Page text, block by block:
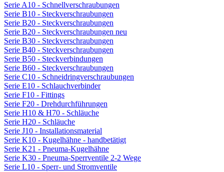
Serie A10 - Schnellverschraubungen
Serie B10 - Steckverschraubungen
Serie B20 - Steckverschraubungen
Serie B20 - Steckverschraubungen neu
Serie B30 - Steckverschraubungen
Serie B40 - Steckverschraubungen
Serie B50 - Steckverbindungen
Serie B60 - Steckverschraubungen
Serie C10 - Schneidringverschraubungen
Serie E10 - Schlauchverbinder
Serie F10 - Fittings
Serie F20 - Drehdurchführungen
Serie H10 & H70 - Schläuche
Serie H20 - Schläuche
Serie J10 - Installationsmaterial
Serie K10 - Kugelhähne - handbetätigt
Serie K21 - Pneuma-Kugelhähne
Serie K30 - Pneuma-Sperrventile 2-2 Wege
Serie L10 - Sperr- und Stromventile